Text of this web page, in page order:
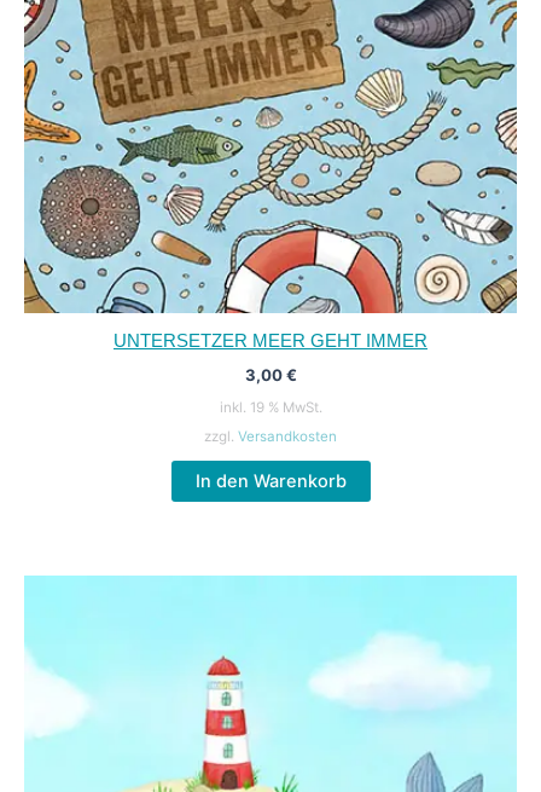
UNTERSETZER MEER GEHT IMMER
3,00€
inkl. 19 % MwSt.
zzgl. Versandkosten
In den Warenkorb